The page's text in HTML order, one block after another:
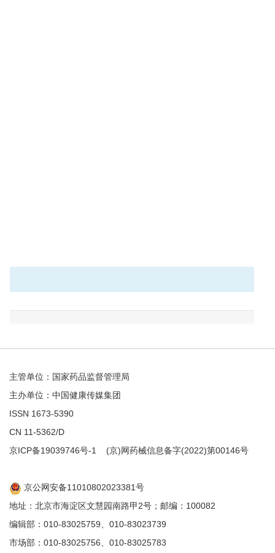
主管单位：国家药品监督管理局
主办单位：中国健康传媒集团
ISSN 1673-5390
CN 11-5362/D
京ICP备19039746号-1 (京)网药械信息备字(2022)第00146号
京公网安备11010802023381号
地址：北京市海淀区文慧园南路甲2号；邮编：100082
编辑部：010-83025759、010-83023739
市场部：010-83025756、010-83025783